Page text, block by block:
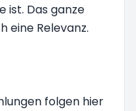
ist. Das ganze
eine Relevanz.
folgen hier